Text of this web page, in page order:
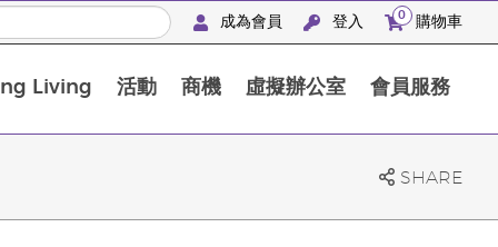
成為會員 登入 0 購物車
Living 活動 商機 虛擬辦公室 會員服務
SHARE